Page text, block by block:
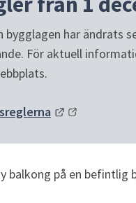
har ändrats
För aktuell
Länk till
balkong på en befintlig